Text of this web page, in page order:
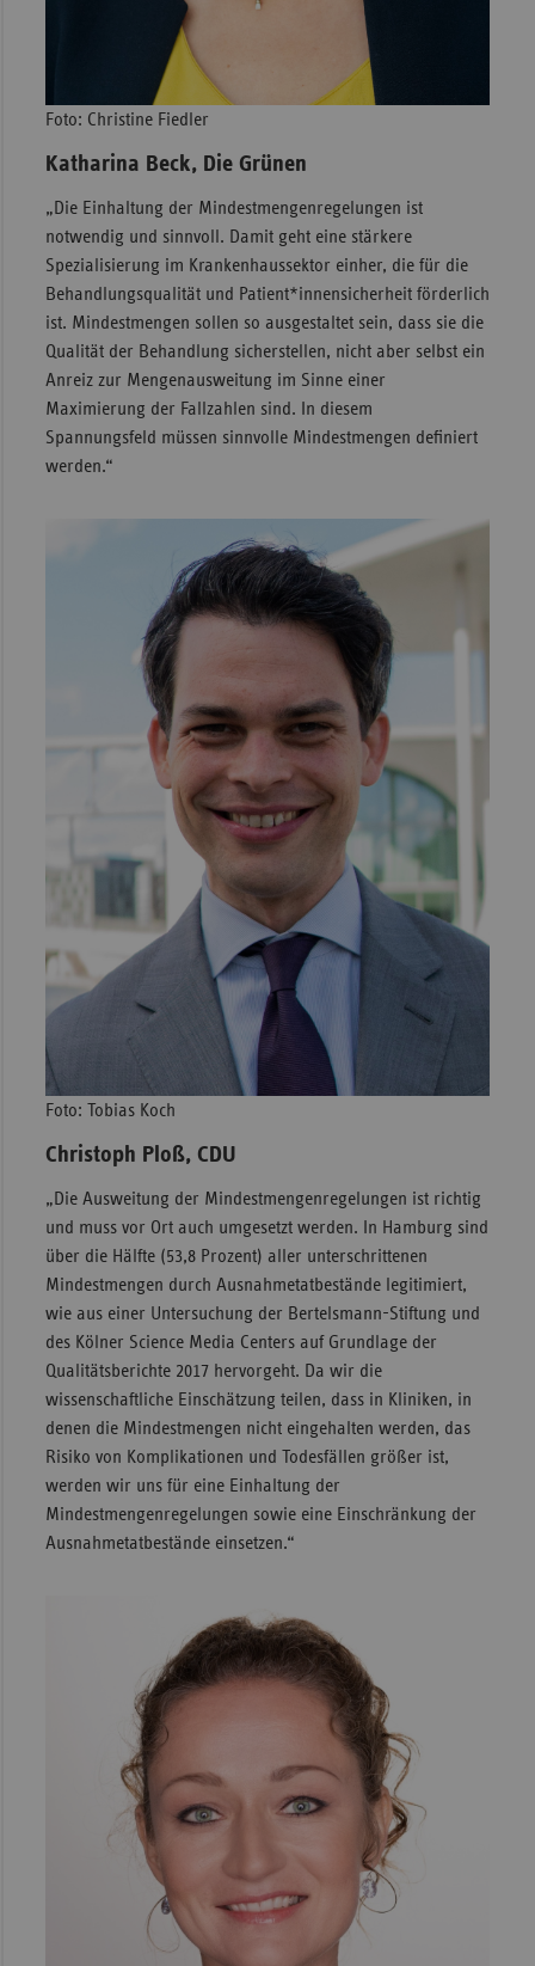
Foto: Christine Fiedler
Katharina Beck, Die Grünen
„Die Einhaltung der Mindestmengenregelungen ist
notwendig und sinnvoll. Damit geht eine stärkere
Spezialisierung im Krankenhaussektor einher, die für die
Behandlungsqualität und Patient*innensicherheit förderlich
ist. Mindestmengen sollen so ausgestaltet sein, dass sie die
Qualität der Behandlung sicherstellen, nicht aber selbst ein
Anreiz zur Mengenausweitung im Sinne einer
Maximierung der Fallzahlen sind. In diesem
Spannungsfeld müssen sinnvolle Mindestmengen definiert
werden.“
Foto: Tobias Koch
Christoph Ploß, CDU
„Die Ausweitung der Mindestmengenregelungen ist richtig
und muss vor Ort auch umgesetzt werden. In Hamburg sind
über die Hälfte (53,8 Prozent) aller unterschrittenen
Mindestmengen durch Ausnahmetatbestände legitimiert,
wie aus einer Untersuchung der Bertelsmann-Stiftung und
des Kölner Science Media Centers auf Grundlage der
Qualitätsberichte 2017 hervorgeht. Da wir die
wissenschaftliche Einschätzung teilen, dass in Kliniken, in
denen die Mindestmengen nicht eingehalten werden, das
Risiko von Komplikationen und Todesfällen größer ist,
werden wir uns für eine Einhaltung der
Mindestmengenregelungen sowie eine Einschränkung der
Ausnahmetatbestände einsetzen.“